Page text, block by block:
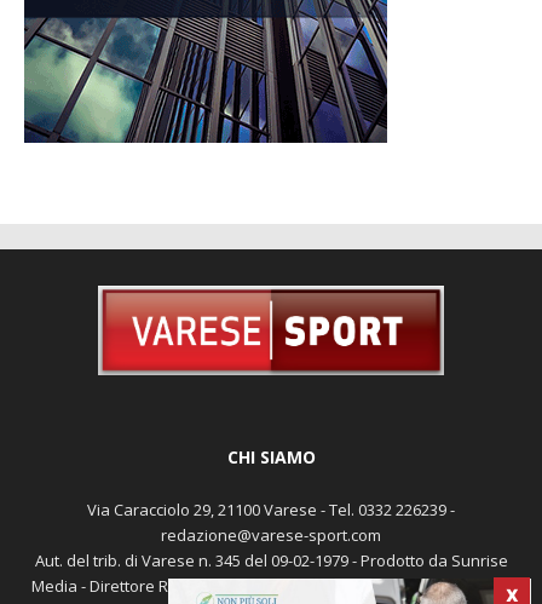
X
CHI SIAMO
Via Caracciolo 29, 21100 Varese - Tel. 0332 226239 -
redazione@varese-sport.com
Aut. del trib. di Varese n. 345 del 09-02-1979 - Prodotto da Sunrise
Media - Direttore Responsabile: Michele Marocco -Cookie policy